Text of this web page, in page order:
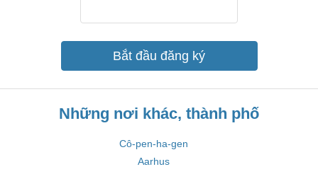
Bắt đầu đăng ký
Những nơi khác, thành phố
Cô-pen-ha-gen
Aarhus